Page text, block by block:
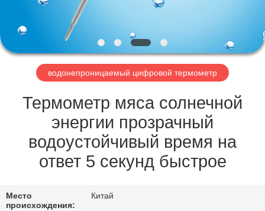
ЗАВОДУ
КОНТРОЛЬ
КАЧЕСТВА
НОВОСТИ
СЛУЧАИ
ЗАПРОСИТЕ
ЦИТАТУ
водонепроницаемый цифровой термометр
Термометр мяса солнечной
энергии прозрачный
водоустойчивый время на
ответ 5 секунд быстрое
Место
происхождения:
Китай